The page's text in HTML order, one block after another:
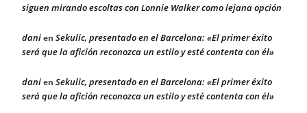
siguen mirando escoltas con Lonnie Walker como lejana opción
danien Sekulic, presentado en el Barcelona: «El primer éxito
será que la afición reconozca un estilo y esté contenta con él»
danien Sekulic, presentado en el Barcelona: «El primer éxito
será que la afición reconozca un estilo y esté contenta con él»